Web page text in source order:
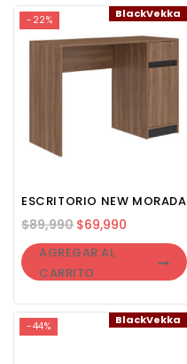
-22% BlackVekka
ESCRITORIO NEW MORADA
$89,990 $69,990
AGREGAR AL
CARRITO
-44% BlackVekka